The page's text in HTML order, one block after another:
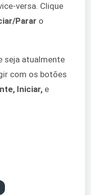
versa. Clique
Parar o
seja atualmente
com os botões
Iniciar, e